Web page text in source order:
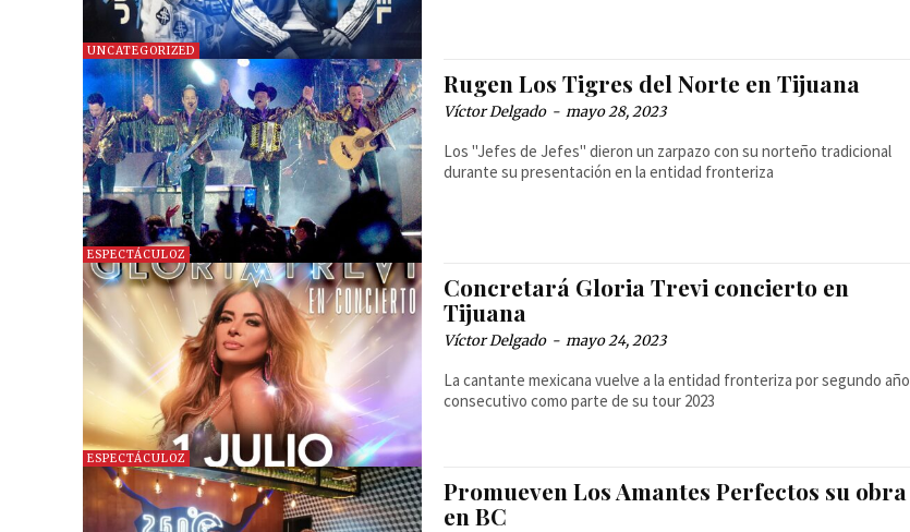
UNCATEGORIZED
ESPECTÁCULOZ
Rugen Los Tigres del Norte en Tijuana
Víctor Delgado - mayo 28, 2023
Los "Jefes de Jefes" dieron un zarpazo con su norteño tradicional
durante su presentación en la entidad fronteriza
ESPECTÁCULOZ
Concretará Gloria Trevi concierto en
Tijuana
Víctor Delgado - mayo 24, 2023
La cantante mexicana vuelve a la entidad fronteriza por segundo año
consecutivo como parte de su tour 2023
Promueven Los Amantes Perfectos su obra
en BC